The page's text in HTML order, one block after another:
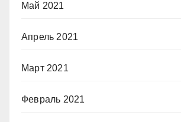
Май 2021
Апрель 2021
Март 2021
Февраль 2021